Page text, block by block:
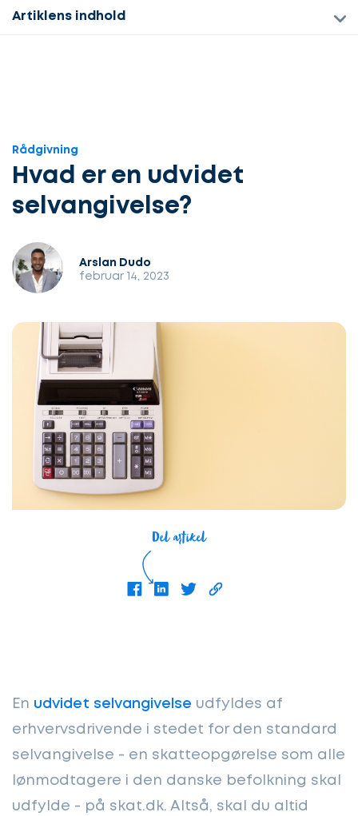
Artiklens indhold
Rådgivning
Hvad er en udvidet
selvangivelse?
Arslan Dudo
februar 14, 2023
Del artikel
En udvidet selvangivelse udfyldes af
erhvervsdrivende i stedet for den standard
selvangivelse - en skatteopgørelse som alle
lønmodtagere i den danske befolkning skal
udfylde - på skat.dk. Altså, skal du altid